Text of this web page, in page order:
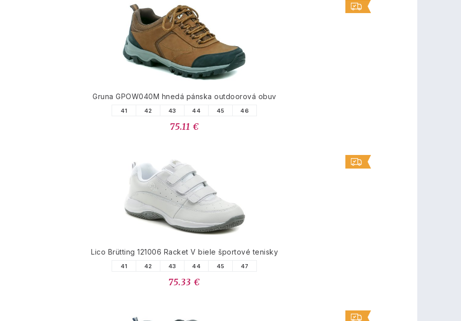
Gruna GPOW040M hnedá pánska outdoorová obuv
41 42 43 44 45 46
75.11 €
Lico Brütting 121006 Racket V biele športové tenisky
41 42 43 44 45 47
75.33 €